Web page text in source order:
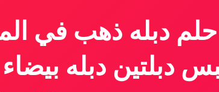
دبله ذهب في
دبلتين دبله